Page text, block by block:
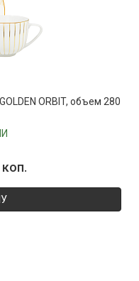
ORBIT, объем 280